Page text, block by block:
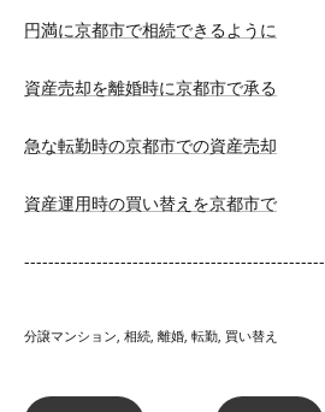
円満に京都市で相続できるように
資産売却を離婚時に京都市で承る
急な転勤時の京都市での資産売却
資産運用時の買い替えを京都市で
分譲マンション 相続 離婚 転勤 買い替え